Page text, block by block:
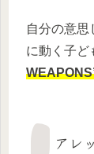
自分の意思
に動く子ど
アレ